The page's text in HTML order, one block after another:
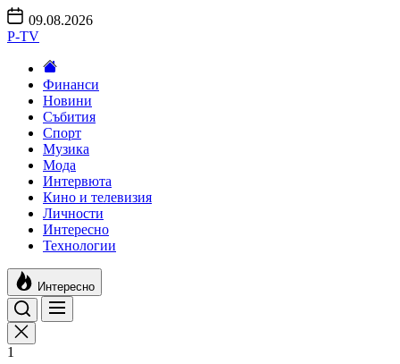
Skip
to
the
content
09.08.2026
P-TV
Финанси
Новини
Събития
Спорт
Музика
Мода
Интервюта
Кино и телевизия
Личности
Интересно
Технологии
Интересно
1